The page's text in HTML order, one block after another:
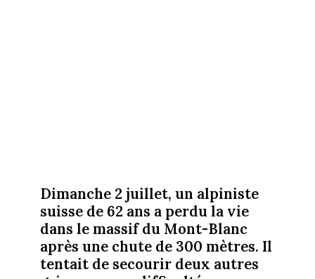
Dimanche 2 juillet, un alpiniste
suisse de 62 ans a perdu la vie
dans le massif du Mont-Blanc
après une chute de 300 mètres. Il
tentait de secourir deux autres